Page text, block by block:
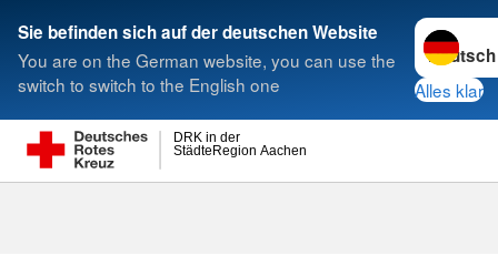
Sie befinden sich auf der deutschen Website
You are on the German website, you can use the
switch to switch to the English one
Sprache
Alles klar
StädteRegion Aachen
DRK in der
Suche